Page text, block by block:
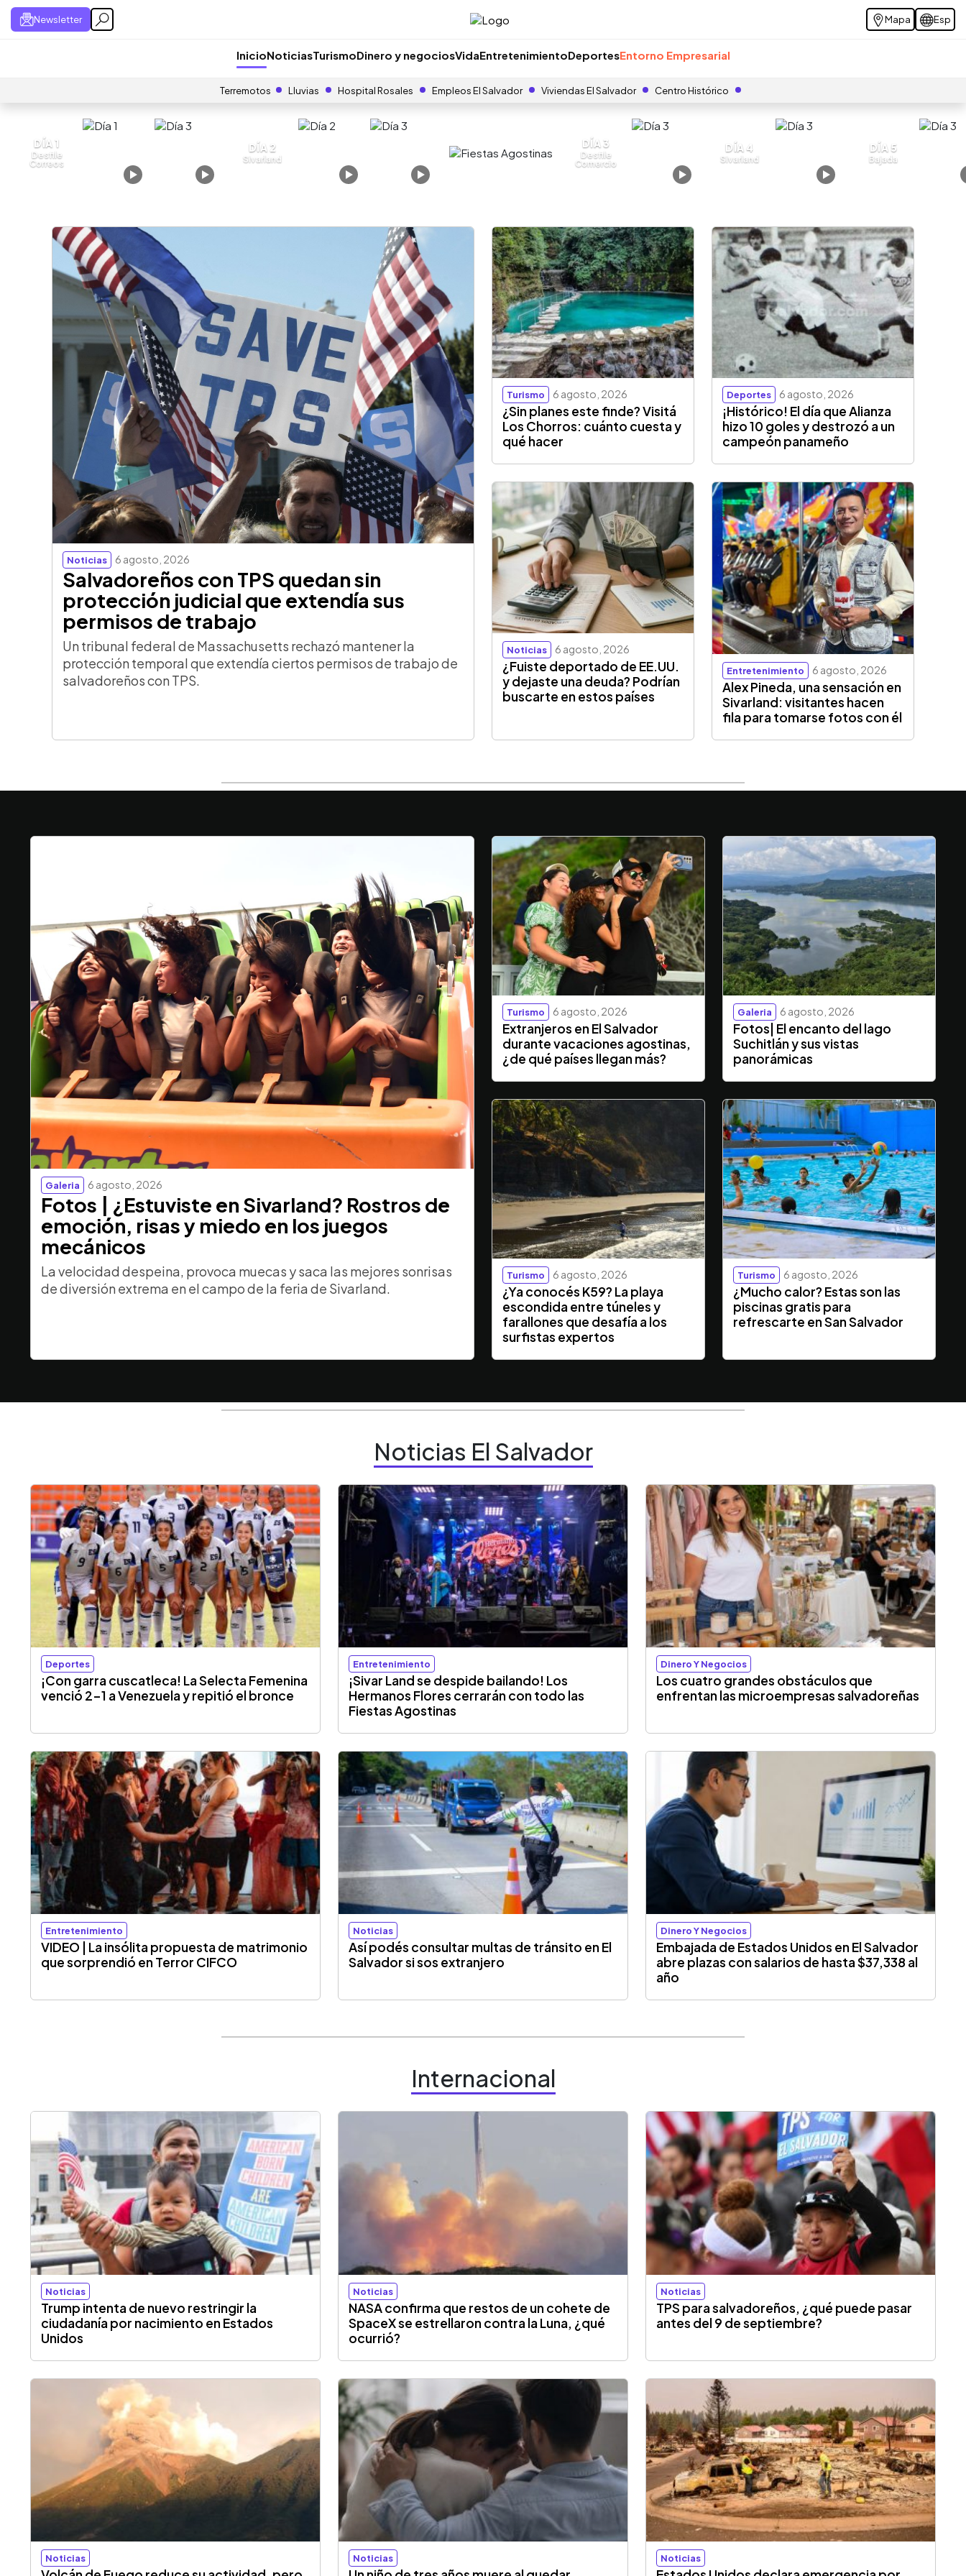
Newsletter Mapa Esp
InicioNoticiasTurismoDinero y negociosVidaEntretenimientoDeportesEntorno Empresarial
Terremotos Lluvias Hospital Rosales Empleos El Salvador Viviendas El Salvador Centro Histórico
DÍA 1
Desfile
Correos
DÍA 2
Sivarland
DÍA 3
Desfile
Comercio
DÍA 4
Sivarland
DÍA 5
Bajada
Noticias 6 agosto, 2026
Salvadoreños con TPS quedan sin
protección judicial que extendía sus
permisos de trabajo
Un tribunal federal de Massachusetts rechazó mantener la
protección temporal que extendía ciertos permisos de trabajo de
salvadoreños con TPS.
Turismo 6 agosto, 2026
¿Sin planes este finde? Visitá
Los Chorros: cuánto cuesta y
qué hacer
Deportes 6 agosto, 2026
¡Histórico! El día que Alianza
hizo 10 goles y destrozó a un
campeón panameño
Noticias 6 agosto, 2026
¿Fuiste deportado de EE.UU.
y dejaste una deuda? Podrían
buscarte en estos países
Entretenimiento 6 agosto, 2026
Alex Pineda, una sensación en
Sivarland: visitantes hacen
fila para tomarse fotos con él
Galeria 6 agosto, 2026
Fotos | ¿Estuviste en Sivarland? Rostros de
emoción, risas y miedo en los juegos
mecánicos
La velocidad despeina, provoca muecas y saca las mejores sonrisas
de diversión extrema en el campo de la feria de Sivarland.
Turismo 6 agosto, 2026
Extranjeros en El Salvador
durante vacaciones agostinas,
¿de qué países llegan más?
Galeria 6 agosto, 2026
Fotos| El encanto del lago
Suchitlán y sus vistas
panorámicas
Turismo 6 agosto, 2026
¿Ya conocés K59? La playa
escondida entre túneles y
farallones que desafía a los
surfistas expertos
Turismo 6 agosto, 2026
¿Mucho calor? Estas son las
piscinas gratis para
refrescarte en San Salvador
Noticias El Salvador
Deportes
¡Con garra cuscatleca! La Selecta Femenina
venció 2-1 a Venezuela y repitió el bronce
Entretenimiento
¡Sivar Land se despide bailando! Los
Hermanos Flores cerrarán con todo las
Fiestas Agostinas
Dinero Y Negocios
Los cuatro grandes obstáculos que
enfrentan las microempresas salvadoreñas
Entretenimiento
VIDEO | La insólita propuesta de matrimonio
que sorprendió en Terror CIFCO
Noticias
Así podés consultar multas de tránsito en El
Salvador si sos extranjero
Dinero Y Negocios
Embajada de Estados Unidos en El Salvador
abre plazas con salarios de hasta $37,338 al
año
Internacional
Noticias
Trump intenta de nuevo restringir la
ciudadanía por nacimiento en Estados
Unidos
Noticias
NASA confirma que restos de un cohete de
SpaceX se estrellaron contra la Luna, ¿qué
ocurrió?
Noticias
TPS para salvadoreños, ¿qué puede pasar
antes del 9 de septiembre?
Noticias Noticias Noticias